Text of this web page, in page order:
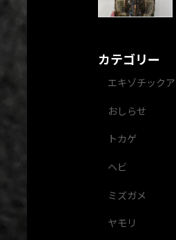
カテゴリー
エキゾチック
おしらせ
トカゲ
ヘビ
ミズガメ
ヤモリ